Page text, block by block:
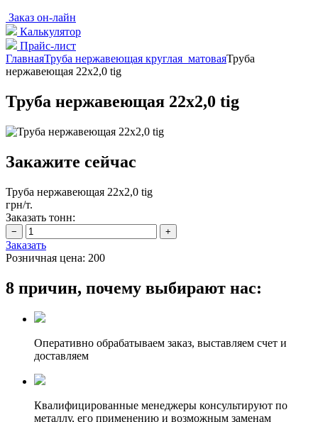
Заказ он-лайн
Калькулятор
Прайс-лист
ГлавнаяТруба нержавеющая круглая матоваяТруба
нержавеющая 22х2,0 tig
Труба нержавеющая 22х2,0 tig
Закажите сейчас
Труба нержавеющая 22х2,0 tig
грн/т.
Заказать тонн:
Заказать
Розничная цена: 200
8 причин, почему выбирают нас:
Оперативно обрабатываем заказ, выставляем счет и
доставляем
Квалифицированные менеджеры консультируют по
металлу, его применению и возможным заменам